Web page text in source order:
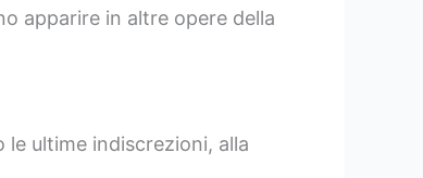
apparire in altre opere della
le ultime indiscrezioni, alla